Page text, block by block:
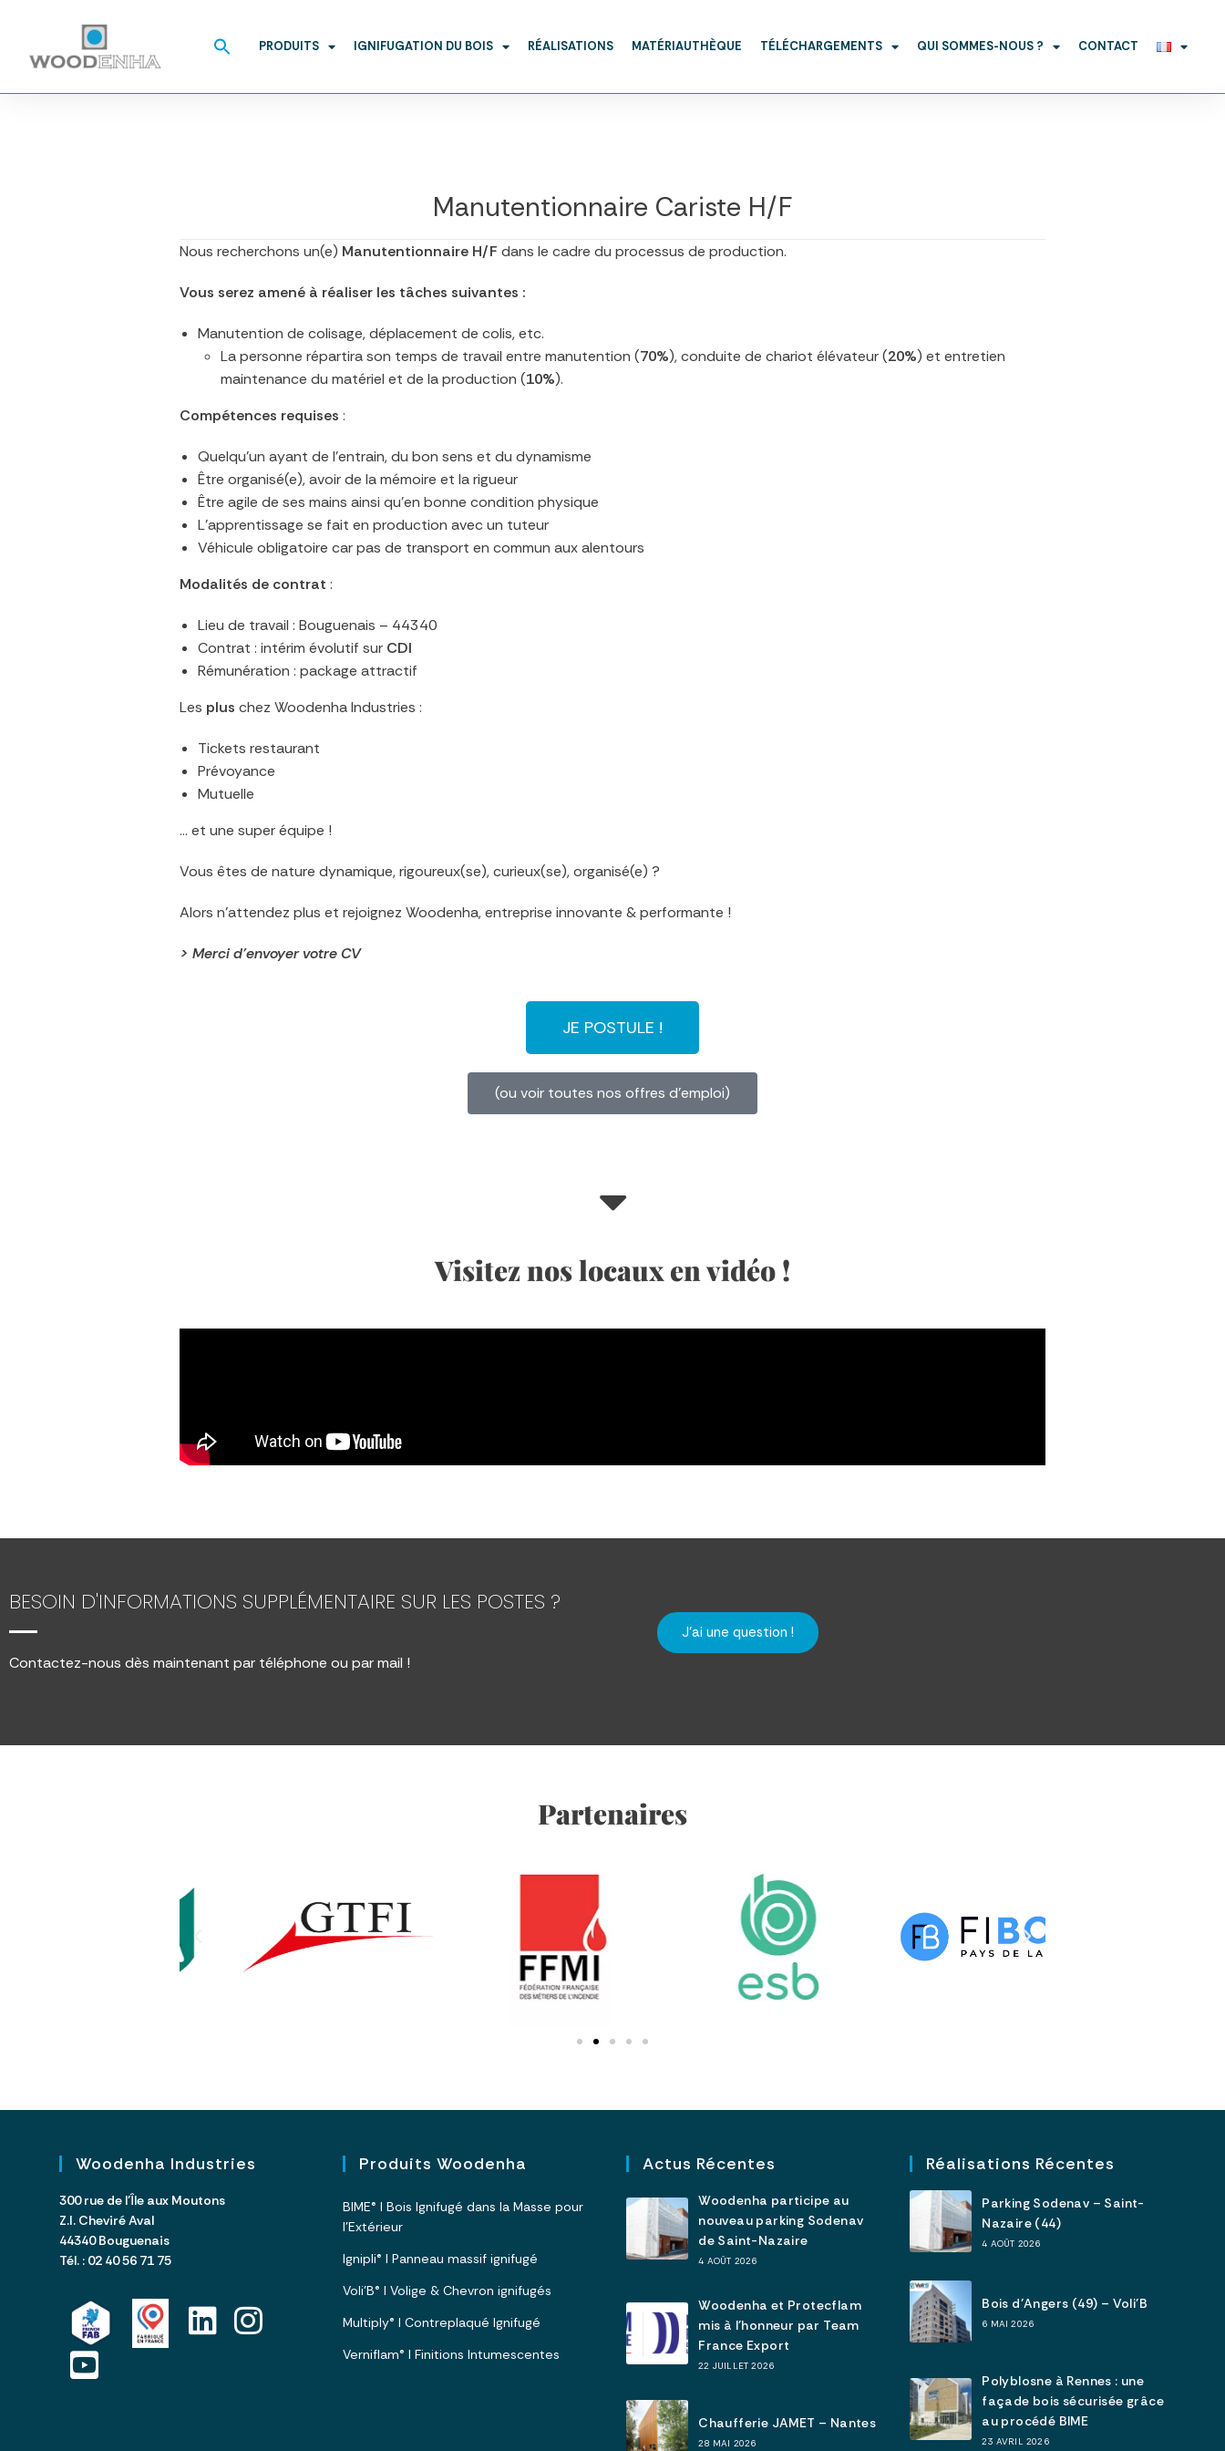
for: PRODUITS IGNIFUGATION DU BOIS RÉALISATIONS MATÉRIAUTHÈQUE TÉLÉCHARGEMENTS QUI SOMMES-NOUS ? CONTACT
Manutentionnaire Cariste H/F
Nous recherchons un(e) Manutentionnaire H/F dans le cadre du processus de production.
Vous serez amené à réaliser les tâches suivantes :
Manutention de colisage, déplacement de colis, etc.
La personne répartira son temps de travail entre manutention (70%), conduite de chariot élévateur (20%) et entretien
maintenance du matériel et de la production (10%).
Compétences requises :
Quelqu’un ayant de l’entrain, du bon sens et du dynamisme
Être organisé(e), avoir de la mémoire et la rigueur
Être agile de ses mains ainsi qu’en bonne condition physique
L’apprentissage se fait en production avec un tuteur
Véhicule obligatoire car pas de transport en commun aux alentours
Modalités de contrat :
Lieu de travail : Bouguenais – 44340
Contrat : intérim évolutif sur CDI
Rémunération : package attractif
Les plus chez Woodenha Industries :
Tickets restaurant
Prévoyance
Mutuelle
… et une super équipe !
Vous êtes de nature dynamique, rigoureux(se), curieux(se), organisé(e) ?
Alors n’attendez plus et rejoignez Woodenha, entreprise innovante & performante !
> Merci d’envoyer votre CV
JE POSTULE !
(ou voir toutes nos offres d'emploi)
Visitez nos locaux en vidéo !
BESOIN D'INFORMATIONS SUPPLÉMENTAIRE SUR LES POSTES ?
Contactez-nous dès maintenant par téléphone ou par mail !
J'ai une question !
Partenaires
Woodenha Industries
300 rue de l’Île aux Moutons
Z.I. Cheviré Aval
44340 Bouguenais
Tél. : 02 40 56 71 75
Produits Woodenha
BIME® I Bois Ignifugé dans la Masse pour
l’Extérieur
Ignipli® I Panneau massif ignifugé
Voli’B® I Volige & Chevron ignifugés
Multiply® I Contreplaqué Ignifugé
Verniflam® I Finitions Intumescentes
Actus Récentes
Woodenha participe au
nouveau parking Sodenav
de Saint-Nazaire
4 AOÛT 2026
Woodenha et Protecflam
mis à l’honneur par Team
France Export
22 JUILLET 2026
Chaufferie JAMET – Nantes
28 MAI 2026
Réalisations Récentes
Parking Sodenav – Saint-
Nazaire (44)
4 AOÛT 2026
Bois d’Angers (49) – Voli’B
6 MAI 2026
Polyblosne à Rennes : une
façade bois sécurisée grâce
au procédé BIME
23 AVRIL 2026